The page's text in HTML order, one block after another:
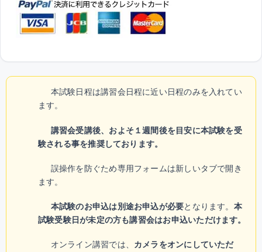
本試験日程は講習会日程に近い日程のみを入れてい
ます。
講習会受講後、およそ１週間後を目安に本試験を受
験される事を推奨しております。
誤操作を防ぐため専用フォームは新しいタブで開き
ます。
本試験のお申込は別途お申込が必要となります。 本
試験受験日が未定の方も講習会はお申込いただけます。
オンライン講習では、 カメラをオンにしていただ